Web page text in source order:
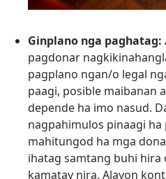
Ginplano nga paghatag:
pagdonar
pagplano ngan/o legal
paagi, posible maibanan
depende ha imo nasud.
nagpahimulos pinaagi
mahitungod ha mga
ihatag samtang buhi hira
kamatay nira. Alayon